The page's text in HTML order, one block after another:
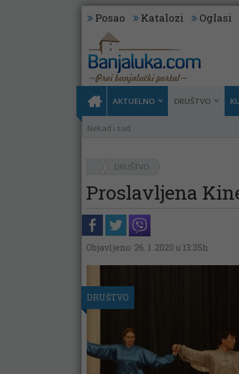
Posao Katalozi Oglasi
AKTUELNO DRUŠTVO
Nekad i sad
DRUŠTVO
Proslavljena
Objavljeno: 26. 1. 2020 u 13:35h
DRUŠTVO